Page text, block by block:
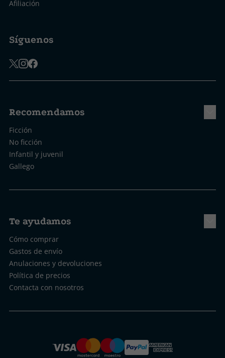
Afiliación
Síguenos
Recomendamos
Ficción
No ficción
Infantil y juvenil
Gallego
Te ayudamos
Cómo comprar
Gastos de envío
Anulaciones y devoluciones
Política de precios
Contacta con nosotros